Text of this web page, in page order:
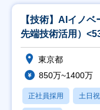
【技術】AIイノ
先端技術活用）
東京都
850万~1400万
正社員採用 土日